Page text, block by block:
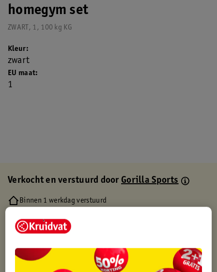
homegym set
ZWART, 1, 100 kg KG
EU maat
1
Kleur
zwart
Verkocht en verstuurd doorGorilla Sports
Binnen 1 werkdag verstuurd
Gratis retourneren via verkooppartner.
Gratis punten met je Kruidvat kaart